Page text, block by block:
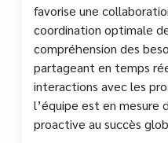
favorise une
coordination optimale
compréhension des
partageant en temps
interactions avec les
l’équipe est en mesure
proactive au succès